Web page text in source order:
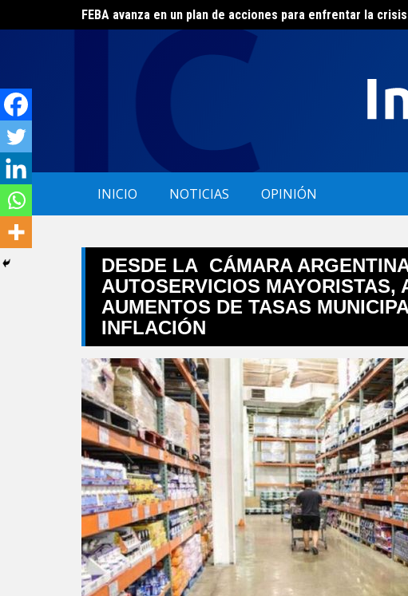
to
El ERAS continúa con el beneficio de la tarifa social del
INICIO NOTICIAS OPINIÓN
DESDE LA CÁMARA
AUTOSERVICIOS MAYORISTAS,
AUMENTOS DE TASAS
INFLACIÓN